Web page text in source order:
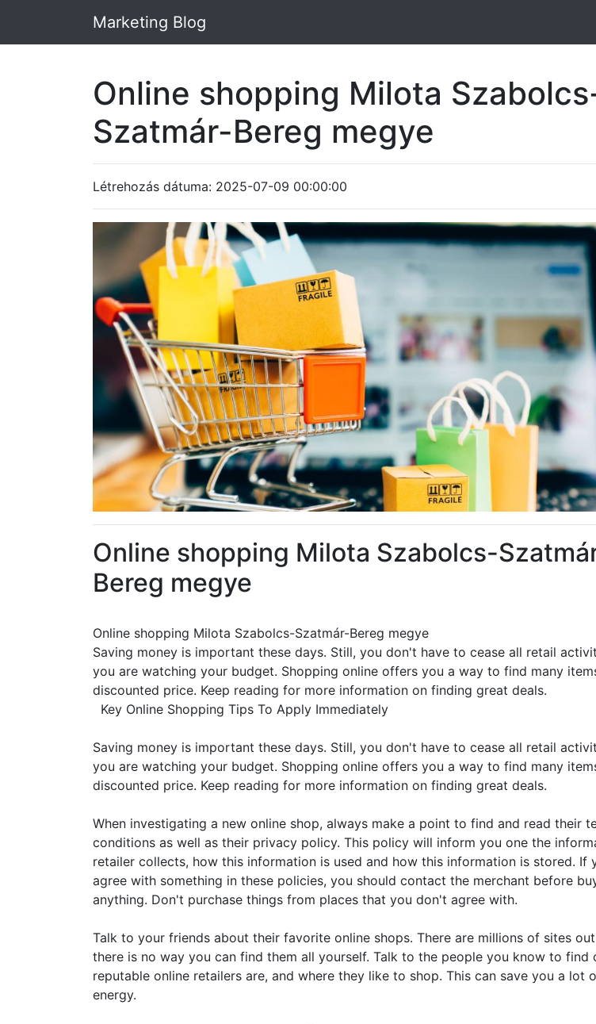
Marketing Blog
Online shopping Milota
Szatmár-Bereg megye
Létrehozás dátuma: 2025-07-09 00:00:00
Online shopping Milota Szabolcs-
Bereg megye
Online shopping Milota Szabolcs-Szatmár-Bereg megye
Saving money is important these days. Still, you don't have to cease all retail
you are watching your budget. Shopping online offers you a way to find many
discounted price. Keep reading for more information on finding great deals.
Key Online Shopping Tips To Apply Immediately
Saving money is important these days. Still, you don't have to cease all retail
you are watching your budget. Shopping online offers you a way to find many
discounted price. Keep reading for more information on finding great deals.
When investigating a new online shop, always make a point to find and read their
conditions as well as their privacy policy. This policy will inform you one the
retailer collects, how this information is used and how this information is stored. If
agree with something in these policies, you should contact the merchant before
anything. Don't purchase things from places that you don't agree with.
Talk to your friends about their favorite online shops. There are millions of sites
there is no way you can find them all yourself. Talk to the people you know to find
reputable online retailers are, and where they like to shop. This can save you a lot
energy.